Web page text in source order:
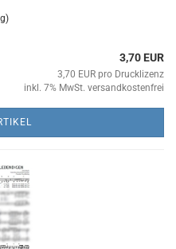
3,70 EUR
3,70 EUR pro Drucklizenz
inkl. 7% MwSt. versandkostenfrei